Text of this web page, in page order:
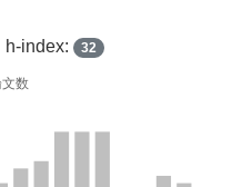
index: 32